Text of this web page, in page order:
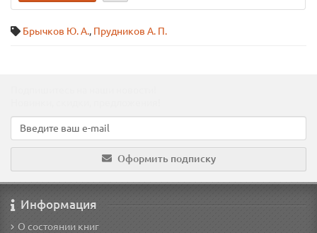
Брычков Ю. А., Прудников А. П.
Оформить подписку
Информация
О состоянии книг